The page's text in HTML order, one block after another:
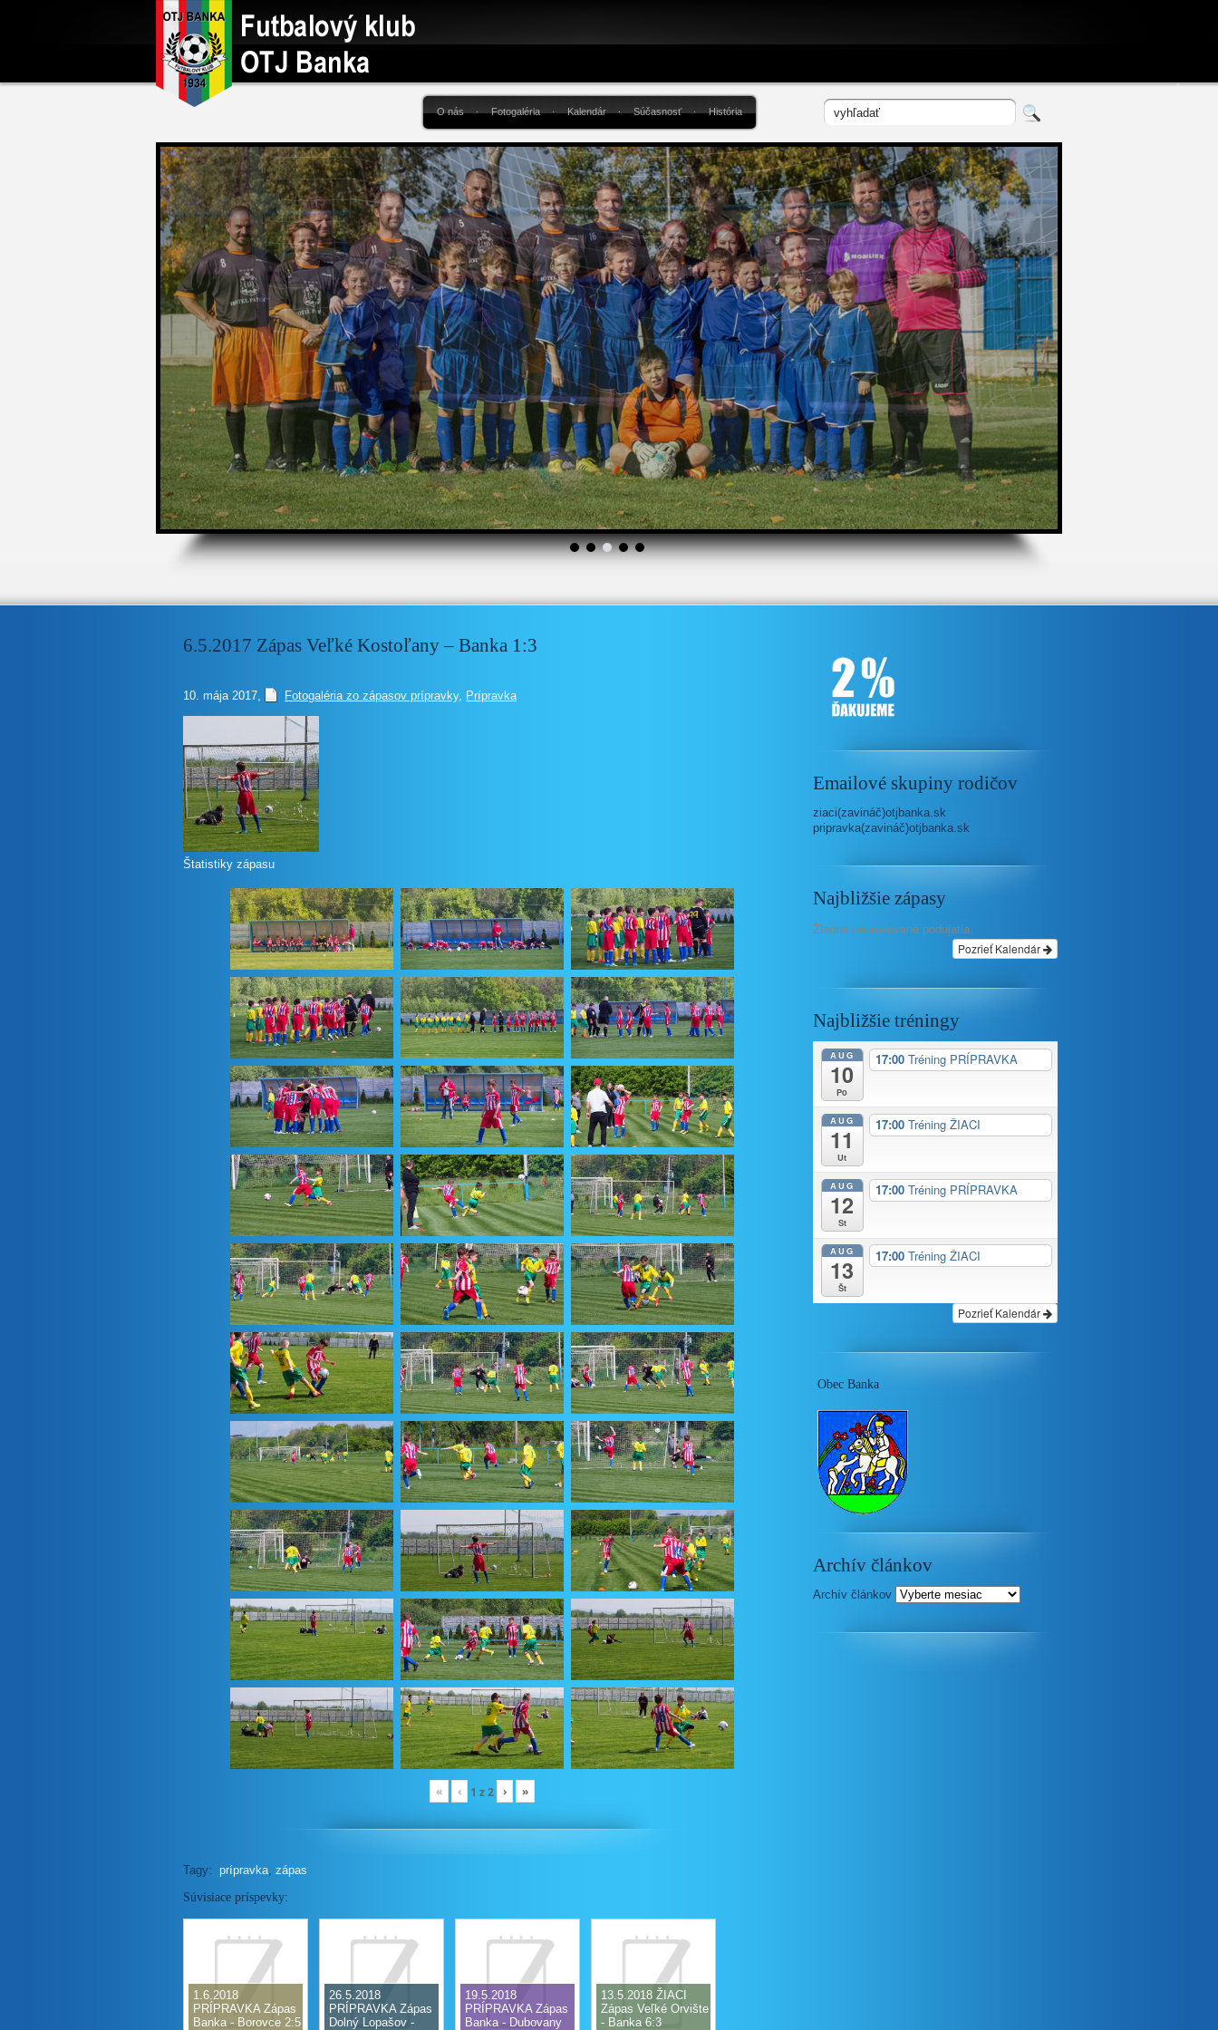
O nás Fotogaléria Kalendár Súčasnosť História
Emailové skupiny rodičov
ziaci(zavináč)otjbanka.sk
pripravka(zavináč)otjbanka.sk
Najbližšie zápasy
Žiadne pripravované podujatia.
Pozrieť Kalendár
Najbližšie tréningy
AUG
10
Po
17:00 Tréning PRÍPRAVKA
AUG
11
Ut
17:00 Tréning ŽIACI
AUG
12
St
17:00 Tréning PRÍPRAVKA
AUG
13
Št
17:00 Tréning ŽIACI
Pozrieť Kalendár
Obec Banka
Archív článkov
Archív článkov
6.5.2017 Zápas Veľké Kostoľany – Banka 1:3
10. mája 2017, Fotogaléria zo zápasov prípravky, Prípravka
Štatistiky zápasu
« ‹ 1 z2 › »
Tagy: prípravka, zápas
Súvisiace príspevky:
1.6.2018
PRÍPRAVKA Zápas
Banka - Borovce 2:5
26.5.2018
PRÍPRAVKA Zápas
Dolný Lopašov -
19.5.2018
PRÍPRAVKA Zápas
Banka - Dubovany
13.5.2018 ŽIACI
Zápas Veľké Orvište
- Banka 6:3